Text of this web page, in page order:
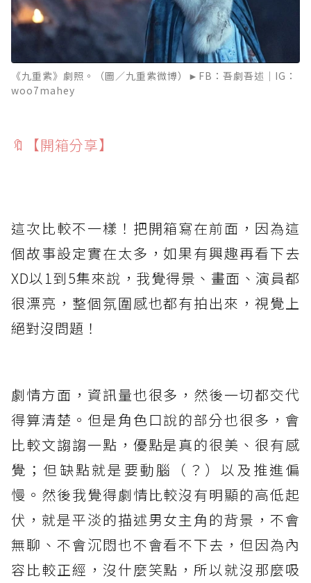
《九重紫》劇照。（圖／九重紫微博）►FB：吾劇吾述｜IG：
woo7mahey
🔖【開箱分享】
這次比較不一樣！把開箱寫在前面，因為這
個故事設定實在太多，如果有興趣再看下去
XD以1到5集來說，我覺得景、畫面、演員都
很漂亮，整個氛圍感也都有拍出來，視覺上
絕對沒問題！
劇情方面，資訊量也很多，然後一切都交代
得算清楚。但是角色口說的部分也很多，會
比較文謅謅一點，優點是真的很美、很有感
覺；但缺點就是要動腦（？）以及推進偏
慢。然後我覺得劇情比較沒有明顯的高低起
伏，就是平淡的描述男女主角的背景，不會
無聊、不會沉悶也不會看不下去，但因為內
容比較正經，沒什麼笑點，所以就沒那麼吸